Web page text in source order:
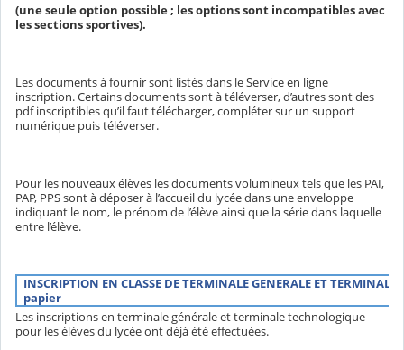
(une seule option possible ; les options sont incompatibles avec
les sections sportives).
Les documents à fournir sont listés dans le Service en ligne
inscription. Certains documents sont à téléverser, d’autres sont des
pdf inscriptibles qu’il faut télécharger, compléter sur un support
numérique puis téléverser.
Pour les nouveaux élèves les documents volumineux tels que les PAI,
PAP, PPS sont à déposer à l’accueil du lycée dans une enveloppe
indiquant le nom, le prénom de l’élève ainsi que la série dans laquelle
entre l’élève.
INSCRIPTION EN CLASSE DE TERMINALE GENERALE ET
papier
Les inscriptions en terminale générale et terminale technologique
pour les élèves du lycée ont déjà été effectuées.